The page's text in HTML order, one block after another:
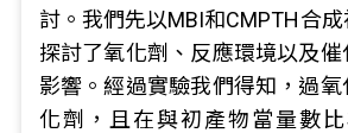
討。我們先以MBI和CMPTH合成
探討了氧化劑、反應環境以及
影響。經過實驗我們得知，過
化劑，且在與初產物當量數